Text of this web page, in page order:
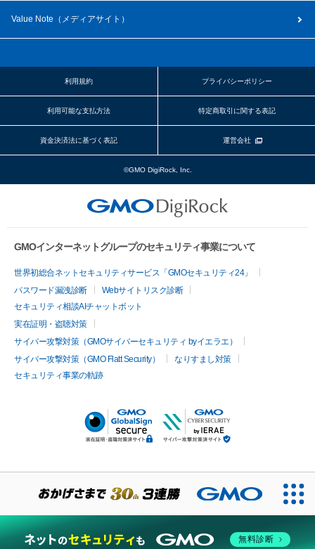
Value Note（ メディアサイト ）
利用規約 プライバシーポリシー
利用可能な支払方法 特定商取引に関する表記
資金決済法に基づく表記 運営会社
©GMO DigiRock, Inc.
GMOインターネットグループのセキュリティ事業について
世界初総合ネットセキュリティサービス「GMOセキュリティ24」
パスワード漏洩診断
Webサイトリスク診断
セキュリティ相談AIチャットボット
実在証明・盗聴対策
サイバー攻撃対策（GMOサイバーセキュリティ byイエラエ）
サイバー攻撃対策（GMO Flatt Security）
なりすまし対策
セキュリティ事業の軌跡
無料診断